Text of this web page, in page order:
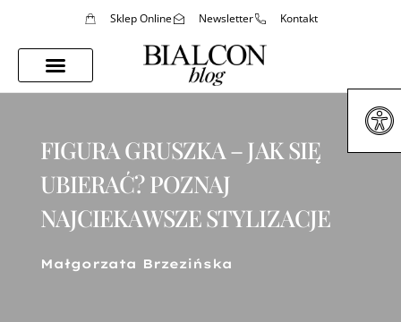
Sklep Online Newsletter Kontakt
FIGURA GRUSZKA – JAK SIĘ
UBIERAĆ? POZNAJ
NAJCIEKAWSZE STYLIZACJE
Małgorzata Brzezińska